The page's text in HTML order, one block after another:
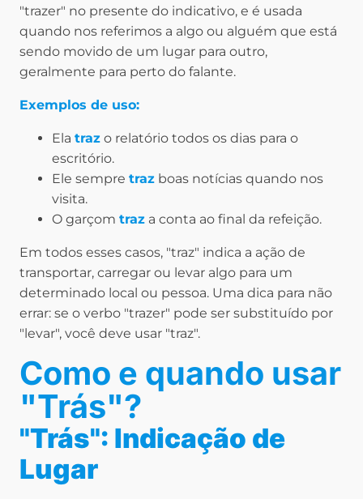
"trazer" no presente do indicativo, e é usada
quando nos referimos a algo ou alguém que está
sendo movido de um lugar para outro,
geralmente para perto do falante.
Exemplos de uso:
Ela traz o relatório todos os dias para o
escritório.
Ele sempre traz boas notícias quando nos
visita.
O garçom traz a conta ao final da refeição.
Em todos esses casos, "traz" indica a ação de
transportar, carregar ou levar algo para um
determinado local ou pessoa. Uma dica para não
errar: se o verbo "trazer" pode ser substituído por
"levar", você deve usar "traz".
Como e quando usar
"Trás"?
"Trás": Indicação de
Lugar